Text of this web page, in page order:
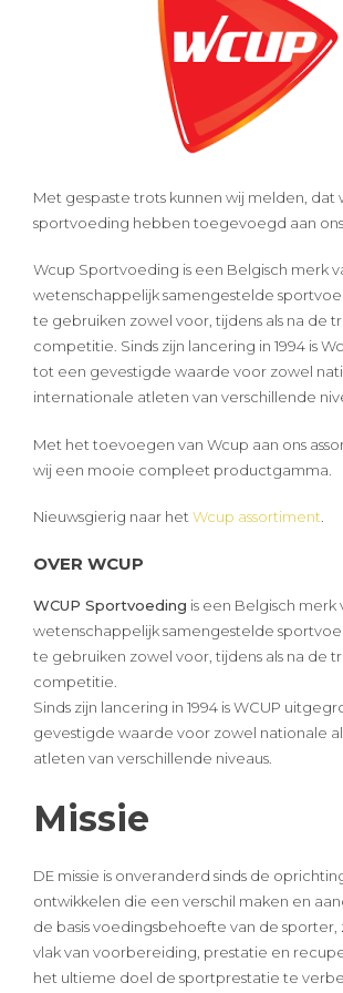
Met gespaste trots kunnen wij melden, dat
sportvoeding hebben toegevoegd aan ons
Wcup Sportvoeding is een Belgisch merk
wetenschappelijk samengestelde
te gebruiken zowel voor, tijdens als na de
competitie. Sinds zijn lancering in 1994 is
tot een gevestigde waarde voor zowel
internationale atleten van verschillende
Met het toevoegen van Wcup aan ons
wij een mooie compleet productgamma.
Nieuwsgierig naar hetWcup assortiment.
OVER WCUP
WCUP Sportvoeding is een Belgisch merk
wetenschappelijk samengestelde
te gebruiken zowel voor, tijdens als na de
competitie.
Sinds zijn lancering in 1994 is WCUP
gevestigde waarde voor zowel nationale
atleten van verschillende niveaus.
Missie
DE missie is onveranderd sinds de
ontwikkelen die een verschil maken en
de basis voedingsbehoefte van de
vlak van voorbereiding, prestatie en
het ultieme doel de sportprestatie te